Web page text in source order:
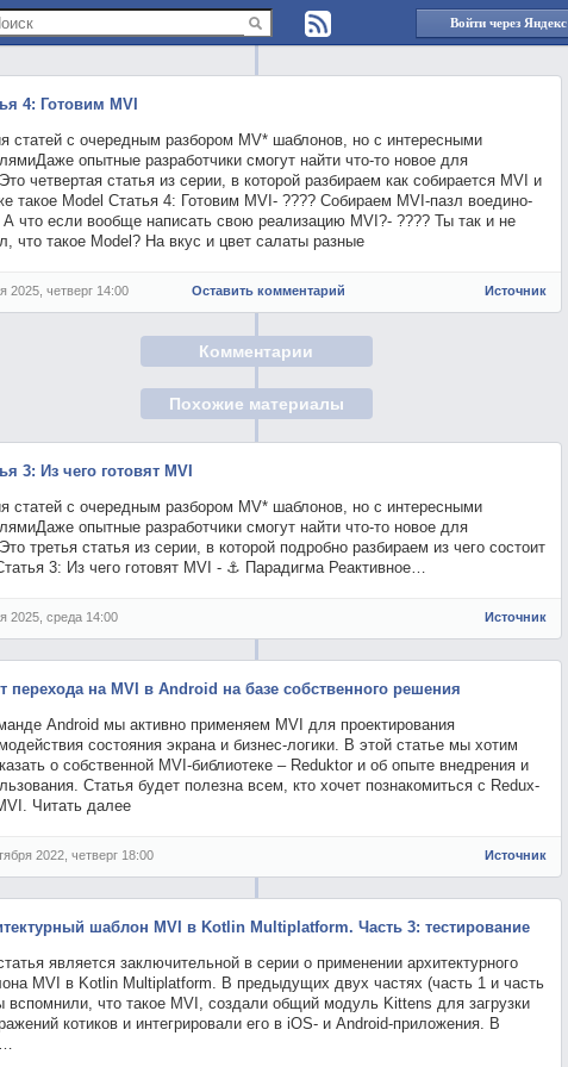
Войти через Яндекс
4: Готовим MVI
статей с очередным разбором MV* шаблонов, но с интересными
опытные разработчики смогут найти что-то новое для
четвертая статья из серии, в которой разбираем как собирается MVI и
такое Model Статья 4: Готовим MVI- ???? Собираем MVI-пазл воедино-
А что если вообще написать свою реализацию MVI?- ???? Ты так и не
что такое Model? На вкус и цвет салаты разные
2025, четверг 14:00 Оставить комментарий Источник
Комментарии
Похожие материалы
3: Из чего готовят MVI
статей с очередным разбором MV* шаблонов, но с интересными
опытные разработчики смогут найти что-то новое для
третья статья из серии, в которой подробно разбираем из чего состоит
3: Из чего готовят MVI - ⚓️ Парадигма Реактивное…
2025, среда 14:00 Источник
перехода на MVI в Android на базе собственного решения
Android мы активно применяем MVI для проектирования
состояния экрана и бизнес-логики. В этой статье мы хотим
о собственной MVI-библиотеке – Reduktor и об опыте внедрения и
Статья будет полезна всем, кто хочет познакомиться с Redux-
Читать далее
2022, четверг 18:00 Источник
шаблон MVI в Kotlin Multiplatform. Часть 3: тестирование
является заключительной в серии о применении архитектурного
MVI в Kotlin Multiplatform. В предыдущих двух частях (часть 1 и часть
вспомнили, что такое MVI, создали общий модуль Kittens для загрузки
котиков и интегрировали его в iOS- и Android-приложения. В